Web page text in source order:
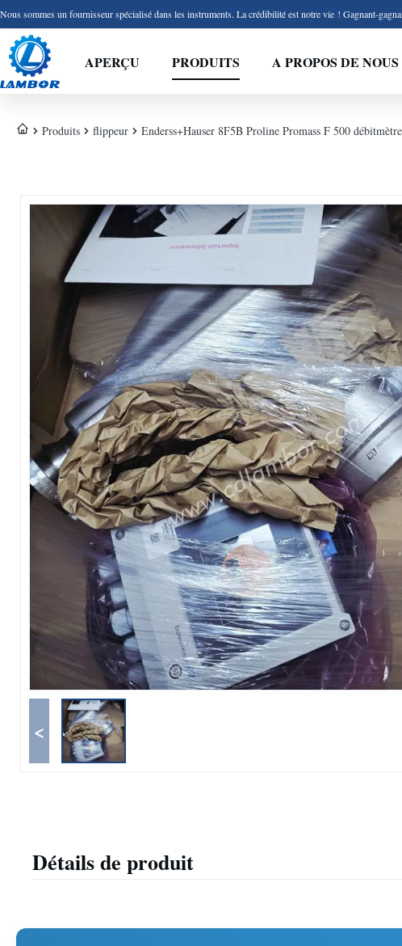
Nous sommes un fournisseur spécialisé dans les instruments. La crédibilité est notre vie ! Gagnant-
APERÇU PRODUITS A PROPOS DE NOUS
Produits flippeur Enderss+Hauser 8F5B Proline Promass F 500
<
Détails de produit